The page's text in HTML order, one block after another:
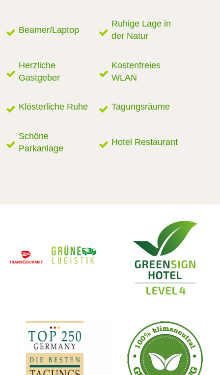
Beamer/Laptop
Ruhige Lage in
der Natur
Herzliche
Gastgeber
Kostenfreies
WLAN
Klösterliche Ruhe Tagungsräume
Schöne
Parkanlage
Hotel Restaurant